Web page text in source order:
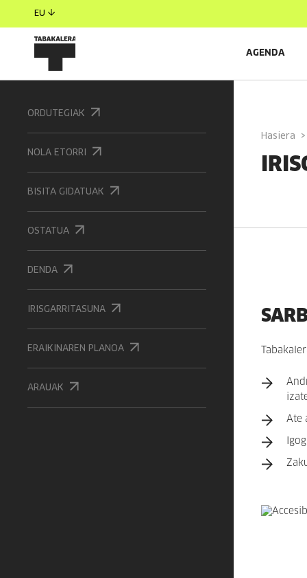
EU
AGENDA
ORDUTEGIAK
NOLA ETORRI
BISITA GIDATUAK
OSTATUA
DENDA
IRISGARRITASUNA
ERAIKINAREN PLANOA
ARAUAK
Hasiera
Ate